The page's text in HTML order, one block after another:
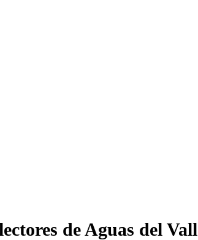
de Aguas del